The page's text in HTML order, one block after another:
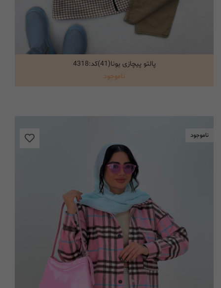
انتخاب گزینه ها
پالتو پیچازی یونا(41)کد:4318
ناموجود
ناموجود